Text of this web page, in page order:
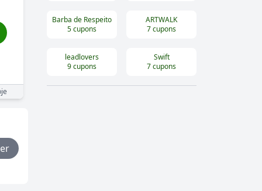
Barba de Respeito
5cupons
ARTWALK
7cupons
leadlovers
9cupons
Swift
7cupons